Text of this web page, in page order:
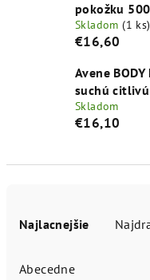
pokožku
Skladom(1 ks)
€16,60
Avene
suchú
Skladom
€16,10
Najlacnejšie
Abecedne